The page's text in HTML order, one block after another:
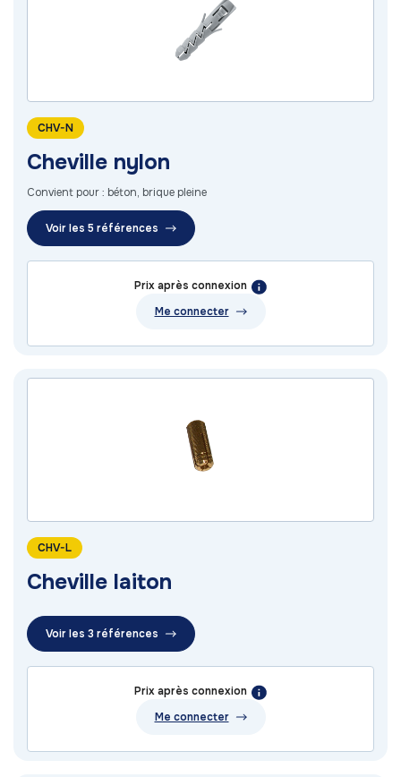
CHV-N
Cheville nylon
Convient pour : béton, brique pleine
Voir les 5 références
Prix après connexion
Me connecter
CHV-L
Cheville laiton
Voir les 3 références
Prix après connexion
Me connecter